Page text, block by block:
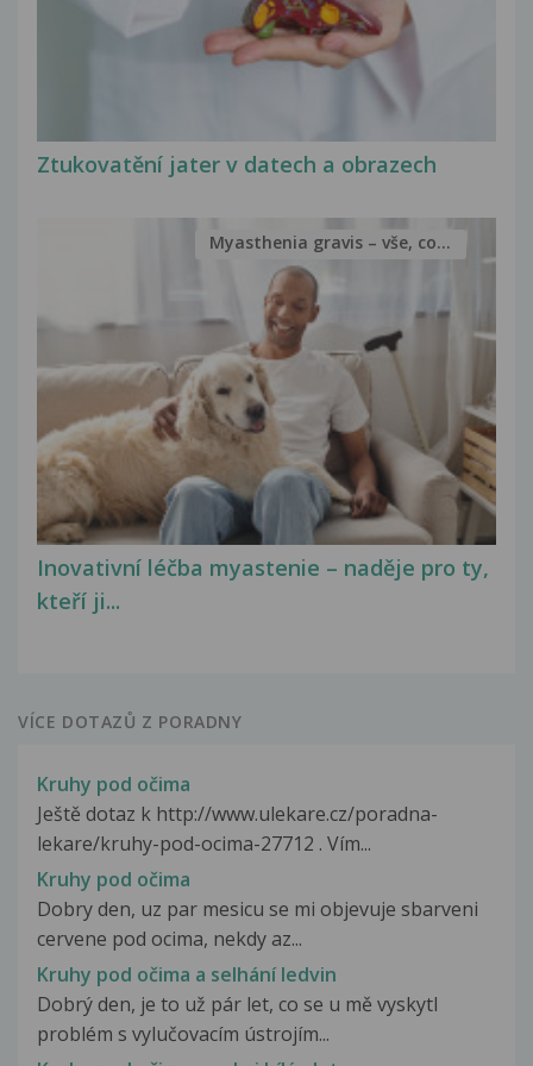
Ztukovatění jater v datech a obrazech
Inovativní léčba myastenie – naděje pro ty,
kteří ji...
Myasthenia gravis – vše, co...
VÍCE DOTAZŮ Z PORADNY
Kruhy pod očima
Ještě dotaz k http://www.ulekare.cz/poradna-
lekare/kruhy-pod-ocima-27712 . Vím...
Kruhy pod očima
Dobry den, uz par mesicu se mi objevuje sbarveni
cervene pod ocima, nekdy az...
Kruhy pod očima a selhání ledvin
Dobrý den, je to už pár let, co se u mě vyskytl
problém s vylučovacím ústrojím...